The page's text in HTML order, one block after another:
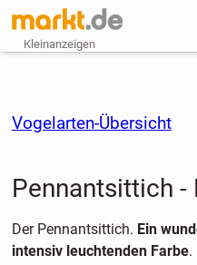
Kleinanzeigen
Vogelarten-Übersicht
Pennantsittich -
Der Pennantsittich. Ein
intensiv leuchtenden Farbe.